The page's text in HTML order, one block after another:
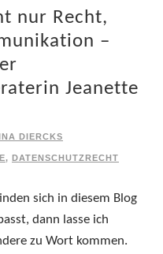
nur Recht,
–
Jeanette
DIERCKS
, DATENSCHUTZRECHT
sich in diesem Blog
dann lasse ich
zu Wort kommen.